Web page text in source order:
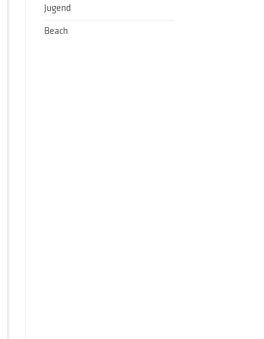
Jugend
Beach